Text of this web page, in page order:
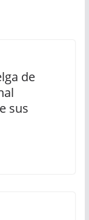
de
sus